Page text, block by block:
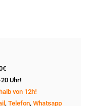
Uhr!
von 12h!
, Telefon, Whatsapp